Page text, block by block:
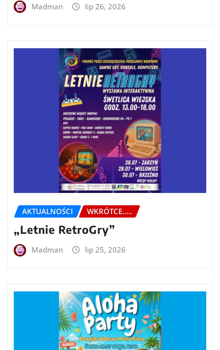
Madman lip 26, 2026
AKTUALNOŚCI WKRÓTCE.....
„Letnie RetroGry”
Madman lip 25, 2026